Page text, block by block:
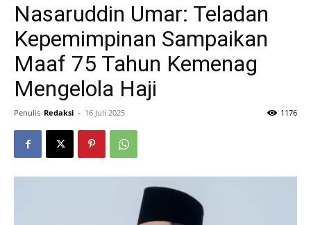
Nasaruddin Umar: Teladan
Kepemimpinan Sampaikan
Maaf 75 Tahun Kemenag
Mengelola Haji
Penulis Redaksi - 16 Juli 2025 1176